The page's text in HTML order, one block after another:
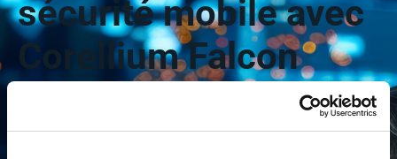
sécurité mobile avec
Corellium Falcon
Corellium Falcon offre une visibilité
inégalée sur les systèmes d’exploitation